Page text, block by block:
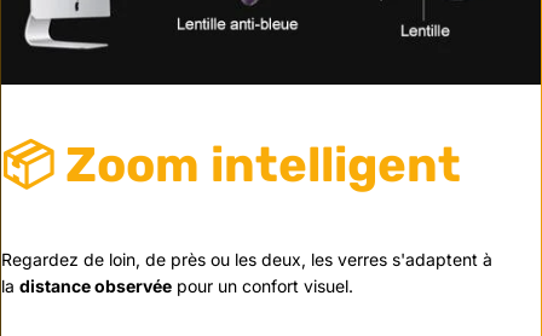
📦 Zoom intelligent
Regardez de loin, de près ou les deux, les verres s'adaptent à
la distance observée pour un confort visuel.